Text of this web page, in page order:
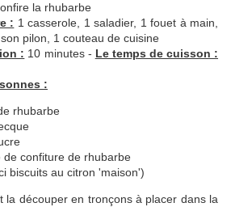
la rhubarbe
: 1 casserole, 1 saladier, 1 fouet à main,
pilon, 1 couteau de cuisine
: 10 minutes - Le temps de cuisson :
:
rhubarbe
de confiture de rhubarbe
biscuits au citron 'maison')
la découper en tronçons à placer dans la